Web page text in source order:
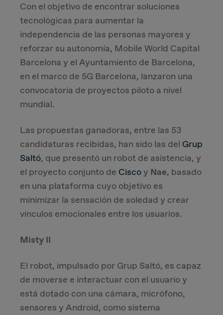
Carve-out
Post Merger Integration
Business Strategy
Market Strategy & Screening Analysis
Performance Transformation
Con el objetivo de encontrar soluciones
tecnológicas para aumentar la
independencia de las personas mayores y
reforzar su autonomía, Mobile World Capital
Barcelona y el Ayuntamiento de Barcelona,
en el marco de 5G Barcelona, lanzaron una
convocatoria de proyectos piloto a nivel
mundial.
Las propuestas ganadoras, entre las 53
candidaturas recibidas, han sido las del Grup
Saltó, que presentó un robot de asistencia, y
el proyecto conjunto de Ciscoy Nae, basado
en una plataforma cuyo objetivo es
minimizar la sensación de soledad y crear
vínculos emocionales entre los usuarios.
Misty II
El robot, impulsado por Grup Saltó, es capaz
de moverse e interactuar con el usuario y
está dotado con una cámara, micrófono,
sensores y Android, como sistema